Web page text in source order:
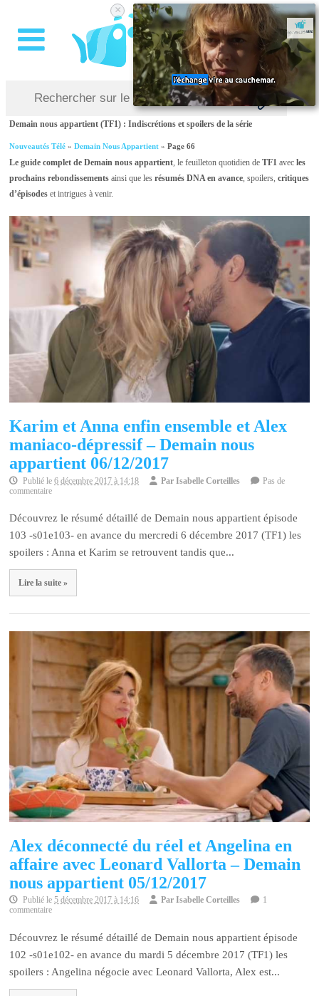
Demain nous appartient (TF1) : Indiscrétions et spoilers de la série
Nouveautés Télé »Demain Nous Appartient »Page 66
Le guide complet de Demain nous appartient, le feuilleton quotidien deTF1 avecles
prochains rebondissements ainsi que lesrésumés DNA en avance, spoilers,critiques
d’épisodes et intrigues à venir.
Karim et Anna enfin ensemble et Alex
maniaco-dépressif – Demain nous
appartient 06/12/2017
Publié le6 décembre 2017 à 14:18 ParIsabelle Corteilles
Pas de
commentaire
Découvrez le résumé détaillé de Demain nous appartient épisode
103 -s01e103- en avance du mercredi 6 décembre 2017 (TF1) les
spoilers : Anna et Karim se retrouvent tandis que...
Lire la suite »
Alex déconnecté du réel et Angelina en
affaire avec Leonard Vallorta – Demain
nous appartient 05/12/2017
Publié le5 décembre 2017 à 14:16 ParIsabelle Corteilles
1
commentaire
Découvrez le résumé détaillé de Demain nous appartient épisode
102 -s01e102- en avance du mardi 5 décembre 2017 (TF1) les
spoilers : Angelina négocie avec Leonard Vallorta, Alex est...
×